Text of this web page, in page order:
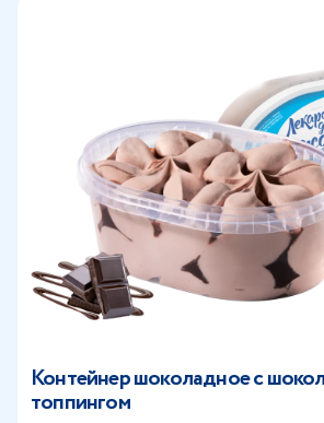
Контейнер шоколадное с
топпингом